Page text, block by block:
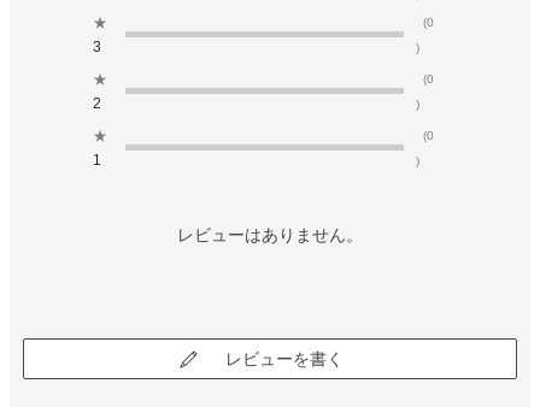
★
3
(0
)
★
2
(0
)
★
1
(0
)
レビューはありません。
レビューを書く